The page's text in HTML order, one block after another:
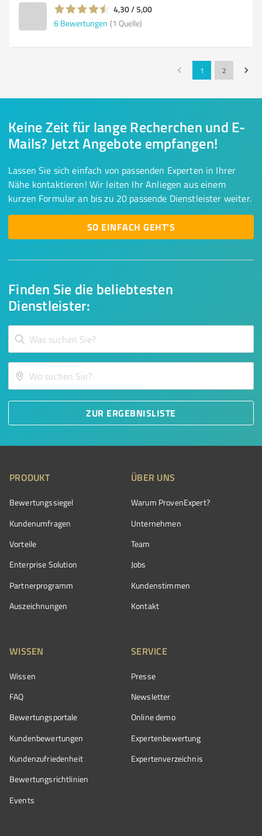
4,30 / 5,00
6 Bewertungen (1 Quelle)
1 2
Finden Sie die beliebtesten
Dienstleister:
ZUR ERGEBNISLISTE
Keine Zeit für lange Recherchen und E-
Mails? Jetzt Angebote empfangen!
Lassen Sie sich einfach von passenden Experten in Ihrer
Nähe kontaktieren! Wir leiten Ihr Anliegen aus einem
kurzen Formular an bis zu 20 passende Dienstleister weiter.
SO EINFACH GEHT'S
PRODUKT
Bewertungssiegel
Kundenumfragen
Vorteile
Enterprise Solution
Partnerprogramm
Auszeichnungen
ÜBER UNS
Warum ProvenExpert?
Unternehmen
Team
Jobs
Kundenstimmen
Kontakt
WISSEN
Wissen
FAQ
Bewertungsportale
Kundenbewertungen
Kundenzufriedenheit
Bewertungs­richtlinien
Events
SERVICE
Presse
Newsletter
Online demo
Expertenbewertung
Expertenverzeichnis